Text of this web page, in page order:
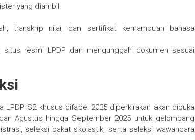
yang diambil.
transkrip nilai, dan sertifikat kemampuan bahasa
resmi LPDP dan mengunggah dokumen sesuai
S2 khusus difabel 2025 diperkirakan akan dibuka
Agustus hingga September 2025 untuk gelombang
seleksi bakat skolastik, serta seleksi wawancara